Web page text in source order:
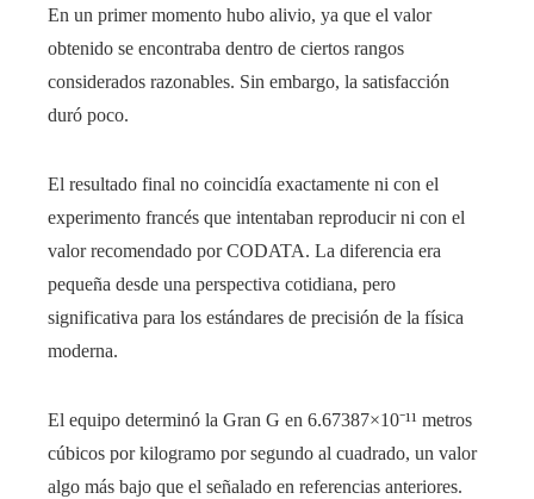
En un primer momento hubo alivio, ya que el valor
obtenido se encontraba dentro de ciertos rangos
considerados razonables. Sin embargo, la satisfacción
duró poco.
El resultado final no coincidía exactamente ni con el
experimento francés que intentaban reproducir ni con el
valor recomendado por CODATA. La diferencia era
pequeña desde una perspectiva cotidiana, pero
significativa para los estándares de precisión de la física
moderna.
El equipo determinó la Gran G en 6.67387×10⁻¹¹ metros
cúbicos por kilogramo por segundo al cuadrado, un valor
algo más bajo que el señalado en referencias anteriores.